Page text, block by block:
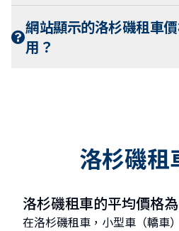
網站顯示的洛杉磯租車
用？
洛杉磯租
洛杉磯租車的平均價格為
在洛杉磯租車，小型車（轎車